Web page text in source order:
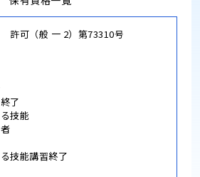
許可（般 一 2）第73310号
了
技能
技能講習終了